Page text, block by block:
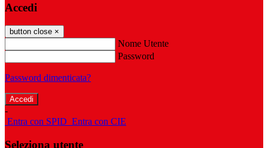
Accedi
button close ×
Nome Utente
Password
Password dimenticata?
-
Entra con SPID Entra con CIE
Seleziona utente